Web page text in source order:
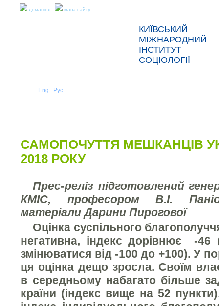
домашня мапа сайту
КИЇВСЬКИЙ
МІЖНАРОДНИЙ
ІНСТИТУТ
СОЦІОЛОГІЇ
Eng Рус
САМОПОЧУТТЯ МЕШКАНЦІВ
2018 РОКУ
Прес-реліз підготовлений
КМІС, професором В.І.
матеріали Дарини Пирогової
Оцінка суспільного
негативна, індекс дорівнює -46
змінюватися від -100 до +100). У
ця оцінка дещо зросла. Своїм
в середньому набагато більше
країни (індекс вище на 52